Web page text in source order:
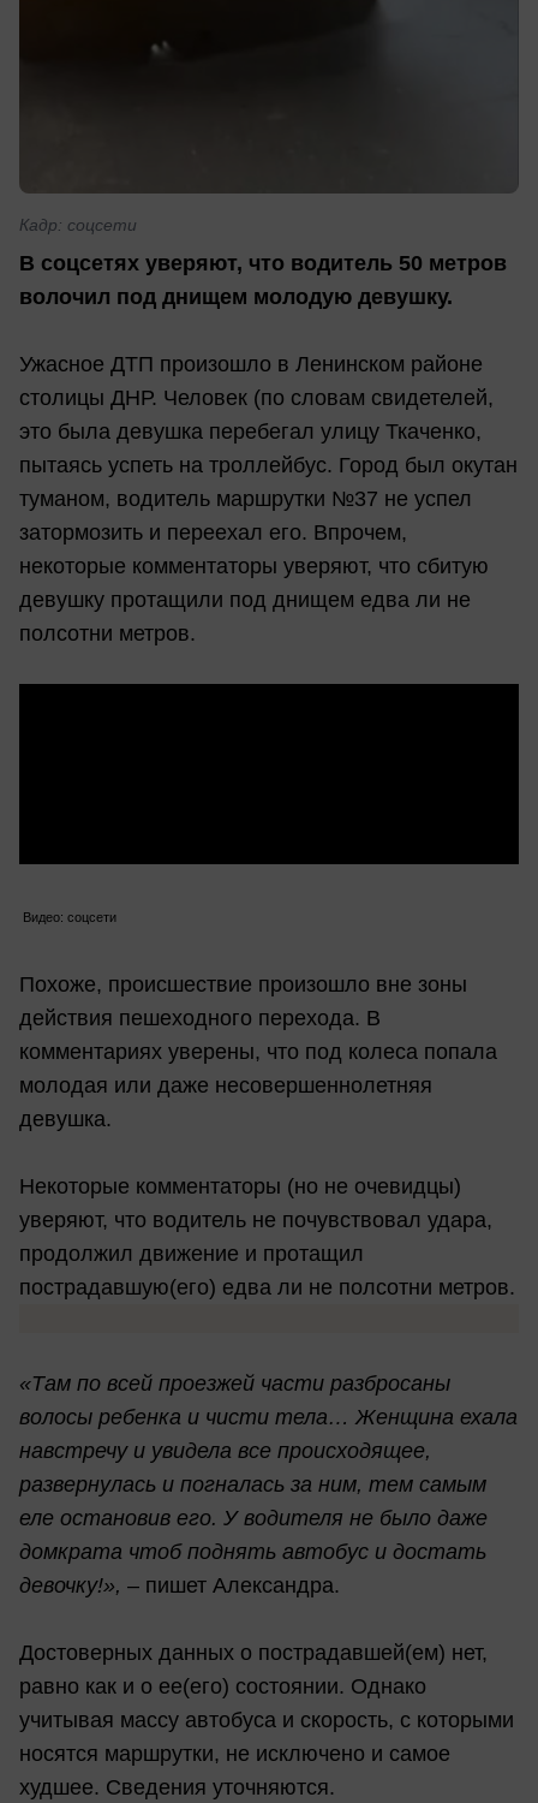
Кадр: соцсети
В соцсетях уверяют, что водитель 50 метров
волочил под днищем молодую девушку.
Ужасное ДТП произошло в Ленинском районе
столицы ДНР. Человек (по словам свидетелей,
это была девушка перебегал улицу Ткаченко,
пытаясь успеть на троллейбус. Город был окутан
туманом, водитель маршрутки №37 не успел
затормозить и переехал его. Впрочем,
некоторые комментаторы уверяют, что сбитую
девушку протащили под днищем едва ли не
полсотни метров.
Видео: соцсети
Похоже, происшествие произошло вне зоны
действия пешеходного перехода. В
комментариях уверены, что под колеса попала
молодая или даже несовершеннолетняя
девушка.
Некоторые комментаторы (но не очевидцы)
уверяют, что водитель не почувствовал удара,
продолжил движение и протащил
пострадавшую(его) едва ли не полсотни метров.
«Там по всей проезжей части разбросаны
волосы ребенка и чисти тела… Женщина ехала
навстречу и увидела все происходящее,
развернулась и погналась за ним, тем самым
еле остановив его. У водителя не было даже
домкрата чтоб поднять автобус и достать
девочку!», – пишет Александра.
Достоверных данных о пострадавшей(ем) нет,
равно как и о ее(его) состоянии. Однако
учитывая массу автобуса и скорость, с которыми
носятся маршрутки, не исключено и самое
худшее. Сведения уточняются.